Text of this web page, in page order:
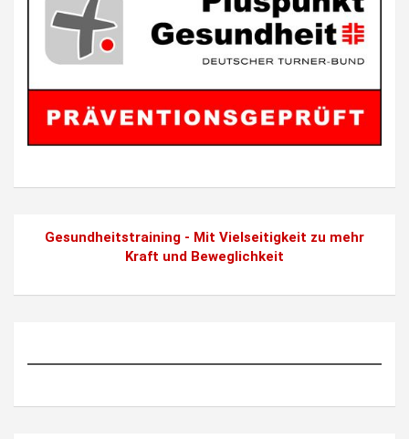
Gesundheitstraining - Mit Vielseitigkeit zu mehr
Kraft und Beweglichkeit